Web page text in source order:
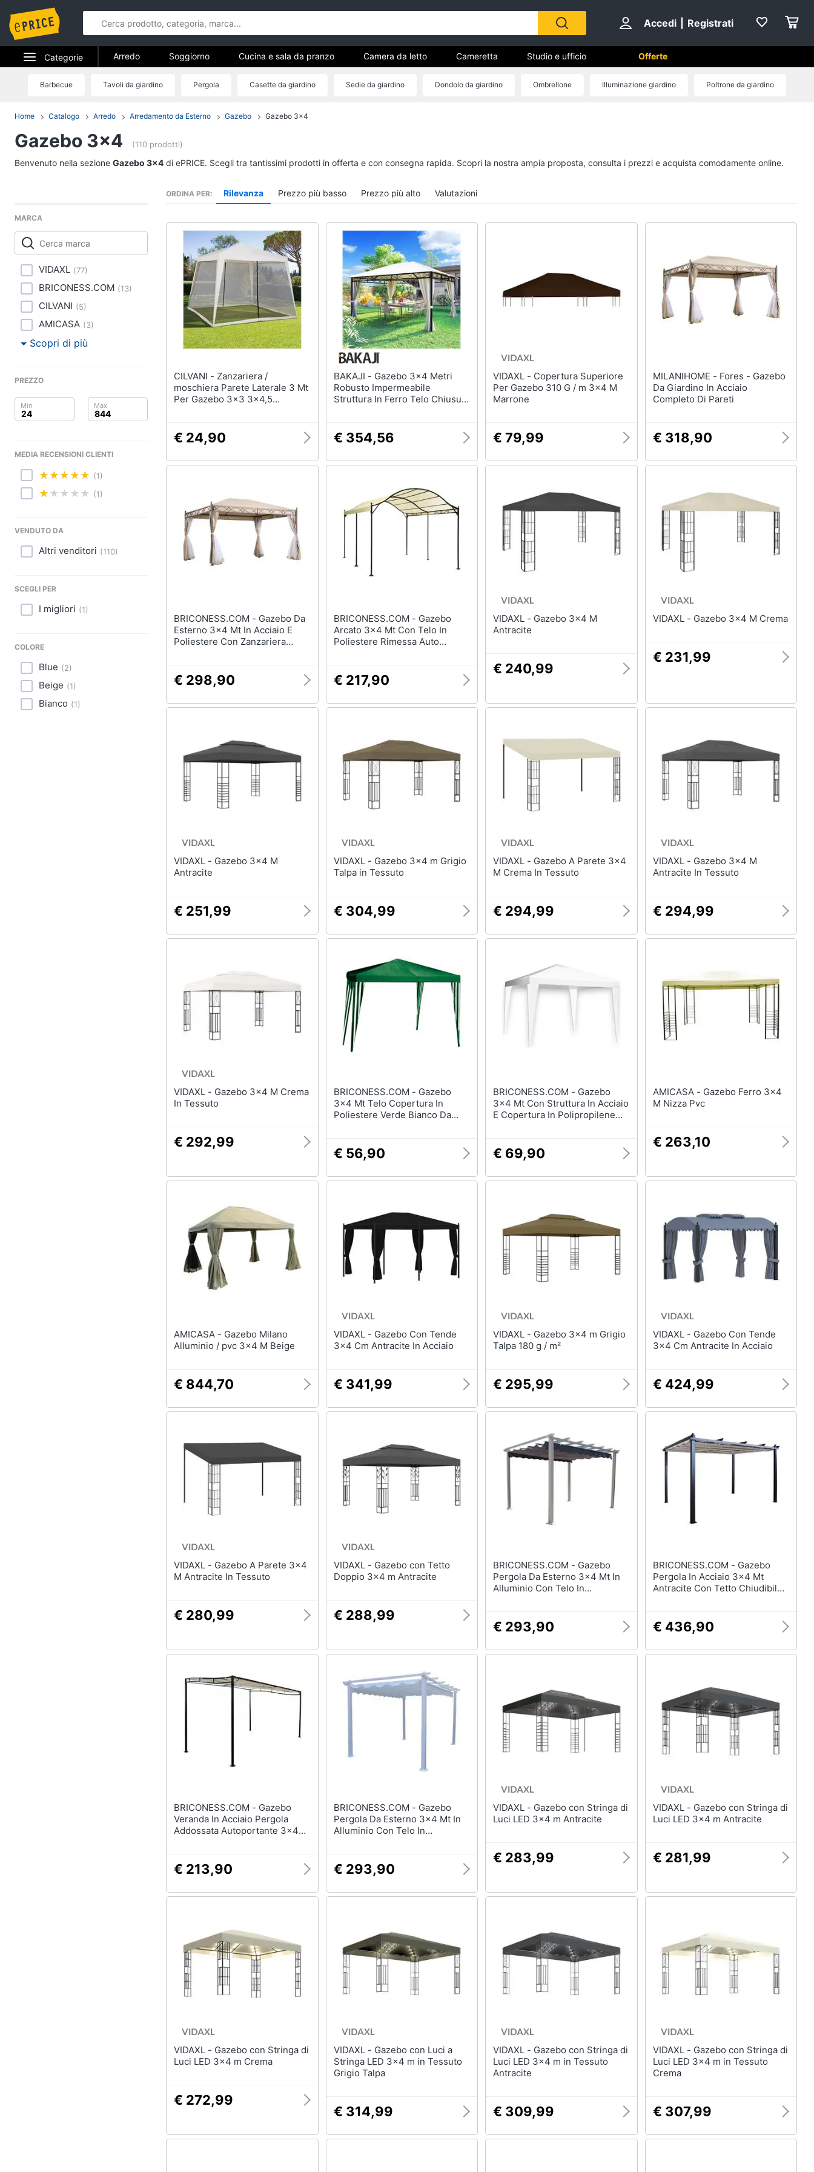
Accedi Registrati
Categorie
Elettrodomestici
Telefonia
Tv e Home Cinema
Audio e musica
Clima
Brico e Giardinaggio
Casalinghi
Sport
Promozioni
Arredo
Soggiorno
Tende
Tavolo allungabile
Letto matrimoniale
Studio e ufficio
Lampadari
Scrivania
Sedie ufficio
Scrivania ufficio
Vedi tutti
Bagno
Mobili bagno
Box doccia
Vasca da bagno
Piatto doccia
Vedi tutti
Ingresso
Appendiabiti
Scarpiera
Mobili ingresso
Librerie
Vedi tutti
Divani
Divano letto
Complementi e decorazioni
Sveglia
Carta da parati
Tende
Tessili
Tende da sole
Materasso matrimoniale
Copridivano
Illuminazione
Philips illuminazione selction
Lampadari moderni
Lampada di sale
Arredamento da esterno
Casette in legno
Gazebo
Lavanderia
Portabiancheria
Lavatoio
Vedi tutti
Arredo Soggiorno Cucina e sala da pranzo Camera da letto Cameretta Studio e ufficio Offerte
Barbecue Tavoli da giardino Pergola Casette da giardino Sedie da giardino Dondolo da giardino Ombrellone Illuminazione giardino Poltrone da giardino
Home Catalogo Arredo Arredamento da Esterno Gazebo Gazebo 3x4
Gazebo 3x4 (110 prodotti)
Benvenuto nella sezione Gazebo 3x4 di ePRICE. Scegli tra tantissimi prodotti in offerta e con consegna rapida. Scopri la nostra ampia proposta, consulta i prezzi e acquista comodamente online.
MARCA
VIDAXL (77)
BRICONESS.COM (13)
CILVANI (5)
AMICASA (3)
Scopri di più
PREZZO
MEDIA RECENSIONI CLIENTI
(1)
(1)
VENDUTO DA
Altri venditori (110)
SCEGLI PER
I migliori (1)
COLORE
Blue (2)
Beige (1)
Bianco (1)
ORDINA PER Rilevanza Prezzo più basso Prezzo più alto Valutazioni
CILVANI - Zanzariera /
moschiera Parete Laterale 3 Mt
Per Gazebo 3x3 3x4,5
€ 24,90
BAKAJI - Gazebo 3x4 Metri
Robusto Impermeabile
Struttura In Ferro Telo Chiusura
€ 354,56
VIDAXL - Copertura Superiore
Per Gazebo 310 G / m 3x4 M
Marrone
€ 79,99
MILANIHOME - Fores - Gazebo
Da Giardino In Acciaio
Completo Di Pareti
€ 318,90
BRICONESS.COM - Gazebo Da
Esterno 3x4 Mt In Acciaio E
Poliestere Con Zanzariera
€ 298,90
BRICONESS.COM - Gazebo
Arcato 3x4 Mt Con Telo In
Poliestere Rimessa Auto
€ 217,90
VIDAXL - Gazebo 3x4 M
Antracite
€ 240,99
VIDAXL - Gazebo 3x4 M Crema
€ 231,99
VIDAXL - Gazebo 3x4 M
Antracite
€ 251,99
VIDAXL - Gazebo 3x4 m Grigio
Talpa in Tessuto
€ 304,99
VIDAXL - Gazebo A Parete 3x4
M Crema In Tessuto
€ 294,99
VIDAXL - Gazebo 3x4 M
Antracite In Tessuto
€ 294,99
VIDAXL - Gazebo 3x4 M Crema
In Tessuto
€ 292,99
BRICONESS.COM - Gazebo
3x4 Mt Telo Copertura In
Poliestere Verde Bianco Da
€ 56,90
BRICONESS.COM - Gazebo
3x4 Mt Con Struttura In Acciaio
E Copertura In Polipropilene
€ 69,90
AMICASA - Gazebo Ferro 3x4
M Nizza Pvc
€ 263,10
AMICASA - Gazebo Milano
Alluminio / pvc 3x4 M Beige
€ 844,70
VIDAXL - Gazebo Con Tende
3x4 Cm Antracite In Acciaio
€ 341,99
VIDAXL - Gazebo 3x4 m Grigio
Talpa 180 g / m²
€ 295,99
VIDAXL - Gazebo Con Tende
3x4 Cm Antracite In Acciaio
€ 424,99
VIDAXL - Gazebo A Parete 3x4
M Antracite In Tessuto
€ 280,99
VIDAXL - Gazebo con Tetto
Doppio 3x4 m Antracite
€ 288,99
BRICONESS.COM - Gazebo
Pergola Da Esterno 3x4 Mt In
Alluminio Con Telo In
€ 293,90
BRICONESS.COM - Gazebo
Pergola In Acciaio 3x4 Mt
Antracite Con Tetto Chiudibile
€ 436,90
BRICONESS.COM - Gazebo
Veranda In Acciaio Pergola
Addossata Autoportante 3x4
€ 213,90
BRICONESS.COM - Gazebo
Pergola Da Esterno 3x4 Mt In
Alluminio Con Telo In
€ 293,90
VIDAXL - Gazebo con Stringa di
Luci LED 3x4 m Antracite
€ 283,99
VIDAXL - Gazebo con Stringa di
Luci LED 3x4 m Antracite
€ 281,99
VIDAXL - Gazebo con Stringa di
Luci LED 3x4 m Crema
€ 272,99
VIDAXL - Gazebo con Luci a
Stringa LED 3x4 m in Tessuto
Grigio Talpa
€ 314,99
VIDAXL - Gazebo con Stringa di
Luci LED 3x4 m in Tessuto
Antracite
€ 309,99
VIDAXL - Gazebo con Stringa di
Luci LED 3x4 m in Tessuto
Crema
€ 307,99